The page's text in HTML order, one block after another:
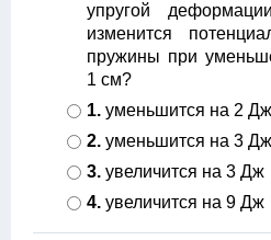
упругой
изменится
пружины при
1 см?
1. уменьшится на 2 Дж
2. уменьшится на 3 Дж
3. увеличится на 3 Дж
4. увеличится на 9 Дж